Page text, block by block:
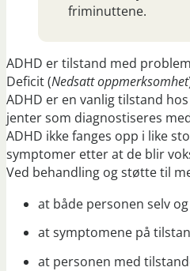
friminuttene.
ADHD er tilstand med
Deficit (Nedsatt oppmerksomhet
ADHD er en vanlig tilstand
jenter som diagnostiseres
ADHD ikke fanges opp i like
symptomer etter at de blir
Ved behandling og støtte til
at både personen selv
at symptomene på
at personen med